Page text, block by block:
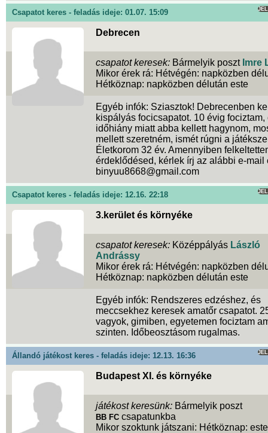
Csapatot keres - feladás ideje: 01.07. 15:09
Debrecen
csapatot keresek: Bármelyik poszt Imre
Mikor érek rá: Hétvégén: napközben
Hétköznap: napközben délután este
Egyéb infók: Sziasztok! Debrecenben
kispályás focicsapatot. 10 évig fociztam,
időhiány miatt abba kellett hagynom,
mellett szeretném, ismét rúgni a
Életkorom 32 év. Amennyiben
érdeklődésed, kérlek írj az alábbi e-mail
binyuu8668@gmail.com
Csapatot keres - feladás ideje: 12.16. 22:18
3.kerület és környéke
csapatot keresek: Középpályás László
Andrássy
Mikor érek rá: Hétvégén: napközben
Hétköznap: napközben délután este
Egyéb infók: Rendszeres edzéshez, és
meccsekhez keresek amatőr csapatot.
vagyok, gimiben, egyetemen fociztam
szinten. Időbeosztásom rugalmas.
Állandó játékost keres - feladás ideje: 12.13. 16:36
Budapest XI. és környéke
játékost keresünk: Bármelyik poszt
BB FC csapatunkba
Mikor szoktunk játszani: Hétköznap: este